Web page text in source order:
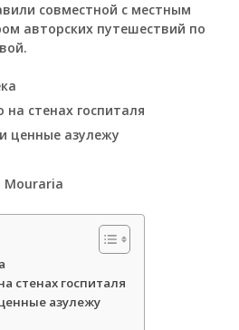
совместной с местным
авторских путешествий по
на стенах госпиталя
ценные азулежу
Mouraria
стенах госпиталя
азулежу